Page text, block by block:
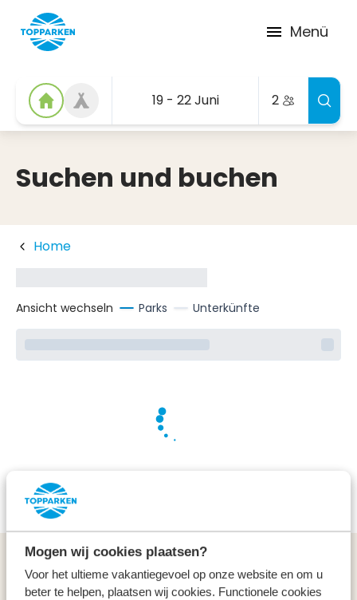
Mogen wij cookies plaatsen?
Voor het ultieme vakantiegevoel op onze website en om u
beter te helpen, plaatsen wij cookies. Functionele cookies
Menü
19 - 22 Juni 2
Suchen und buchen
Home
Ansicht wechseln Parks Unterkünfte
Allgemeines